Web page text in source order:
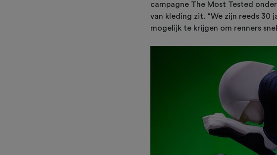
campagne The Most Tested
van kleding zit. “We zijn reeds 30
mogelijk te krijgen om renners